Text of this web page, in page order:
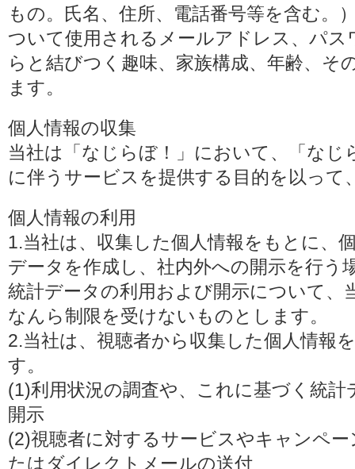
もの。氏名、住所、電話番号等を含む。
ついて使用されるメールアドレス、パ
らと結びつく趣味、家族構成、年齢、そ
ます。
個人情報の収集
当社は「なじらぼ！」において、「な
に伴うサービスを提供する目的を以って
個人情報の利用
1.当社は、収集した個人情報をもとに、
データを作成し、社内外への開示を行う
統計データの利用および開示について、
なんら制限を受けないものとします。
2.当社は、視聴者から収集した個人情報
す。
(1)利用状況の調査や、これに基づく統
開示
(2)視聴者に対するサービスやキャンペ
たはダイレクトメールの送付